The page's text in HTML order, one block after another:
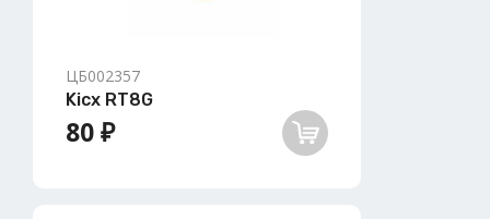
ЦБ002357
Kicx RT8G
80 ₽